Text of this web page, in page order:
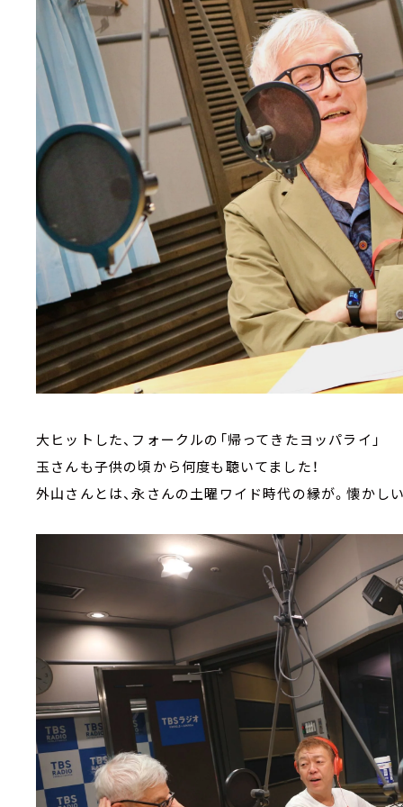
大ヒットした、フォークルの「帰ってきたヨッパライ」
玉さんも子供の頃から何度も聴いてました！
外山さんとは、永さんの土曜ワイド時代の縁が。懐かし